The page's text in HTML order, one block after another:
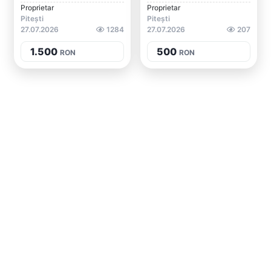
Proprietar
Pitești
27.07.2026
1284
1.500 RON
Proprietar
Pitești
27.07.2026
207
500 RON